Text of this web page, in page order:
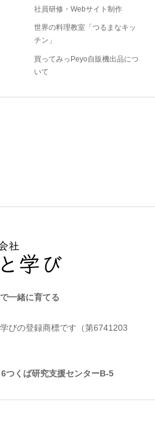
社員研修・Webサイト制作
世界の料理教室「つるまなキッ
チン」
買ってみっPeyo自販機出品につ
いて
一緒に育てる
びの登録商標です（第6741203
つくば研究支援センターB-5